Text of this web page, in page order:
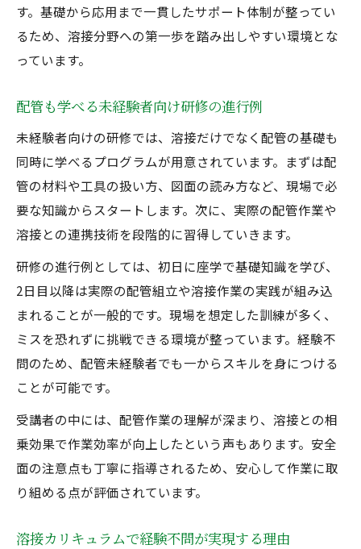
す。基礎から応用まで一貫したサポート体制が整ってい
るため、溶接分野への第一歩を踏み出しやすい環境とな
っています。
配管も学べる未経験者向け研修の進行例
未経験者向けの研修では、溶接だけでなく配管の基礎も
同時に学べるプログラムが用意されています。まずは配
管の材料や工具の扱い方、図面の読み方など、現場で必
要な知識からスタートします。次に、実際の配管作業や
溶接との連携技術を段階的に習得していきます。
研修の進行例としては、初日に座学で基礎知識を学び、
2日目以降は実際の配管組立や溶接作業の実践が組み込
まれることが一般的です。現場を想定した訓練が多く、
ミスを恐れずに挑戦できる環境が整っています。経験不
問のため、配管未経験者でも一からスキルを身につける
ことが可能です。
受講者の中には、配管作業の理解が深まり、溶接との相
乗効果で作業効率が向上したという声もあります。安全
面の注意点も丁寧に指導されるため、安心して作業に取
り組める点が評価されています。
溶接カリキュラムで経験不問が実現する理由